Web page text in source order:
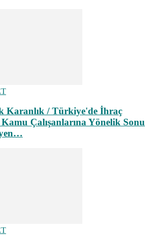
Karanlık / Türkiye'de İhraç
Çalışanlarına Yönelik Sonu